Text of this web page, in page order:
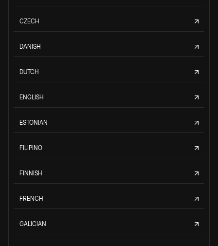
CZECH
DANISH
DUTCH
ENGLISH
ESTONIAN
FILIPINO
FINNISH
FRENCH
GALICIAN